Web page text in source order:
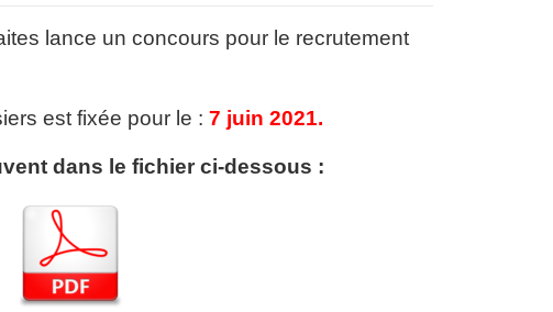
lance un concours pour le recrutement
est fixée pour le : 7 juin 2021.
dans le fichier ci-dessous :